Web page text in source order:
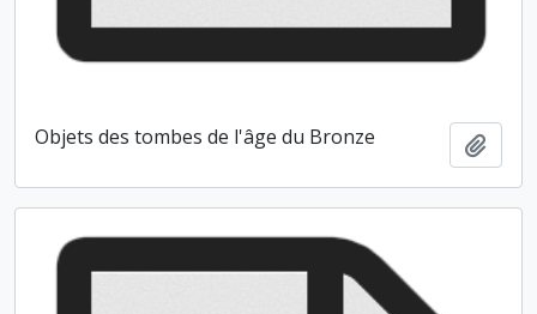
Objets des tombes de l'âge du Bronze